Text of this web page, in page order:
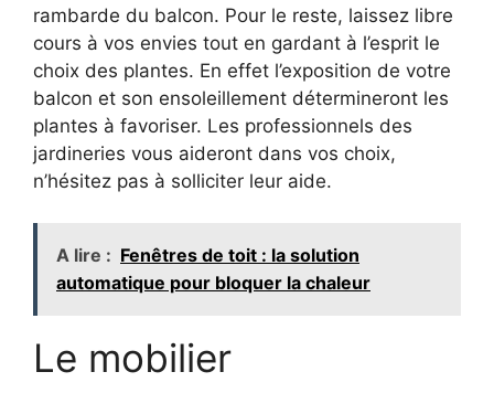
rambarde du balcon. Pour le reste, laissez libre
cours à vos envies tout en gardant à l’esprit le
choix des plantes. En effet l’exposition de votre
balcon et son ensoleillement détermineront les
plantes à favoriser. Les professionnels des
jardineries vous aideront dans vos choix,
n’hésitez pas à solliciter leur aide.
A lire : Fenêtres de toit : la solution
automatique pour bloquer la chaleur
Le mobilier